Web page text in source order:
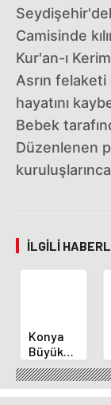
Camisinde
Kur'an-ı
Asrın
hayatını
Bebek
Düzenlenen
İLGILI
Konya
Büyükşehir
Bosna
Hersek
FERA